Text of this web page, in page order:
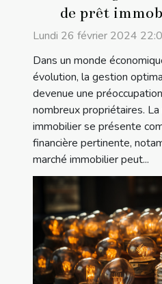
de prêt
Lundi 26 février 2024
Dans un monde
évolution, la gestion
devenue une
nombreux propriétaires.
immobilier se présente
financière pertinente,
marché immobilier peut...